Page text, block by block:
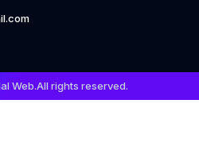
Web.All rights reserved.